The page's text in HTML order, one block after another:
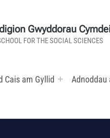
Gwyddorau
FOR THE SOCIAL SCIENCES
Cais am Gyllid Adnoddau